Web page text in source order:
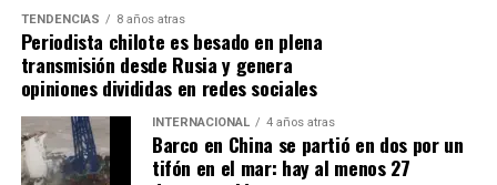
TENDENCIAS 8 años atras
Periodista chilote es besado en plena
transmisión desde Rusia y genera
opiniones divididas en redes sociales
INTERNACIONAL 4 años atras
Barco en China se partió en dos por un
tifón en el mar: hay al menos 27